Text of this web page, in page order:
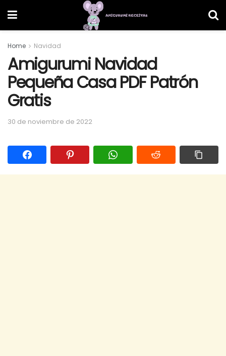
Home Navidad
Amigurumi Navidad
Pequeña Casa PDF Patrón
Gratis
30 de noviembre de 2022